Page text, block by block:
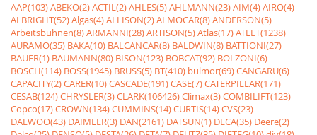
AAP(103)ABEKO(2)ACTIL(2)AHLES(5)AHLMANN(23)AIM(4)AIRO(4)
ALBRIGHT(52)Algas(4)ALLISON(2)ALMOCAR(8)ANDERSON(5)
Arbeitsbühnen(8)ARMANNI(28)ARTISON(5)Atlas(17)ATLET(1238)
AURAMO(35) BAKA(10) BALCANCAR(8) BALDWIN(8) BATTIONI(27)
BAUER(1) BAUMANN(80) BISON(123) BOBCAT(92) BOLZONI(6)
BOSCH(114) BOSS(1945) BRUSS(5) BT(410) bulmor(69)CANGARU(6)
CAPACITY(2)CARER(10)CASCADE(191)CASE(7)CATERPILLAR(171)
CESAB(124)CHRYSLER(3)CLARK(106426)Climax(3)COMBILIFT(123)
Copco(17)CROWN(134)CUMMINS(14)CURTIS(14)CVS(23)
DAEWOO(43) DAIMLER(3) DAN(2161) DATSUN(1) DECA(35) Deere(2)